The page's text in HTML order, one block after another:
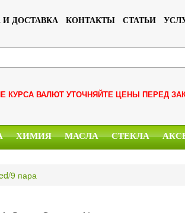
И ДОСТАВКА КОНТАКТЫ СТАТЬИ
КУРСА ВАЛЮТ УТОЧНЯЙТЕ ЦЕНЫ ПЕРЕД
ХИМИЯ МАСЛА СТЕКЛА
9 пара